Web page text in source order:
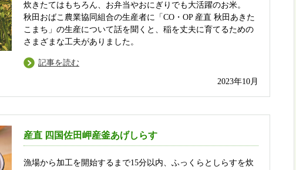
炊きたてはもちろん、お弁当やおにぎりでも大活躍のお米。
秋田おばこ農業協同組合の生産者に「CO・OP 産直 秋田あきた
こまち」の生産について話を聞くと、稲を丈夫に育てるための
さまざまな工夫がありました。
記事を読む
2023年10月
産直 四国佐田岬産釜あげしらす
漁場から加工を開始するまで15分以内、ふっくらとしらすを炊